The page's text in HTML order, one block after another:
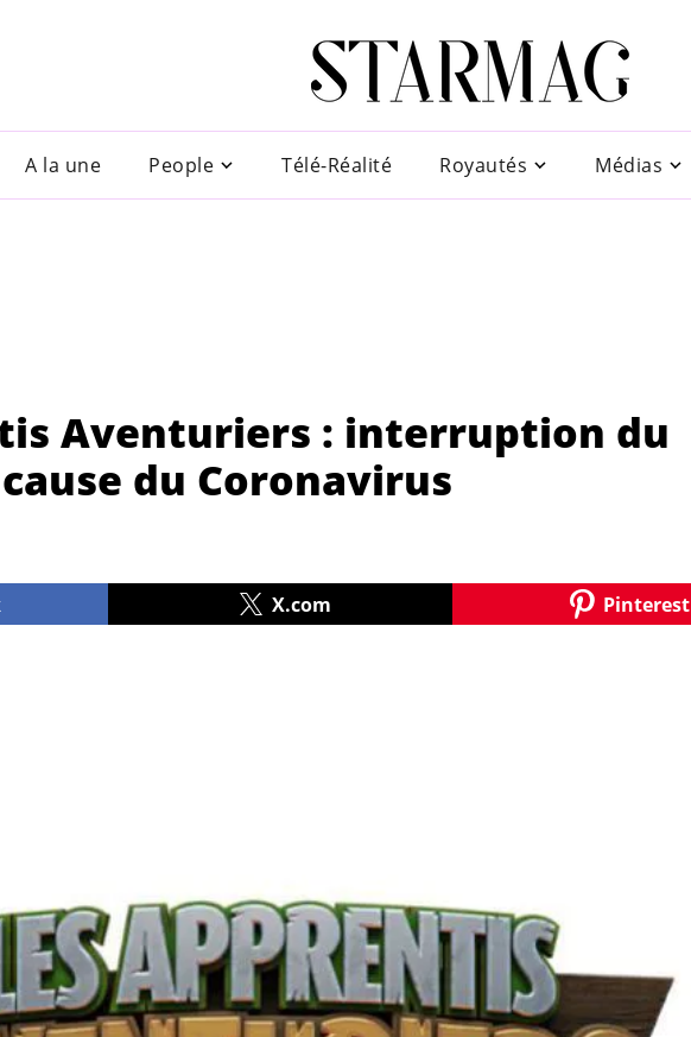
A la une People Télé-Réalité Royautés Médias
Aventuriers : interruption du
du Coronavirus
X.com Pinterest